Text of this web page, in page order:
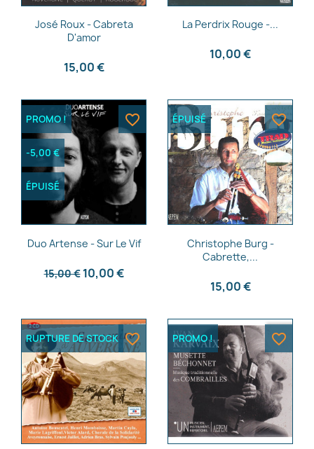
Aperçu rapide
José Roux - Cabreta
D'amor
15,00 €
Aperçu rapide
La Perdrix Rouge -...
10,00 €
Aperçu rapide
Duo Artense - Sur Le Vif
15,00 € 10,00 €
PROMO !
-5,00 €
ÉPUISÉ
favorite_border
Aperçu rapide
Christophe Burg -
Cabrette,...
15,00 €
ÉPUISÉ favorite_border
RUPTURE DE STOCK favorite_border PROMO ! favorite_border
Annuler Créer une liste d'envies